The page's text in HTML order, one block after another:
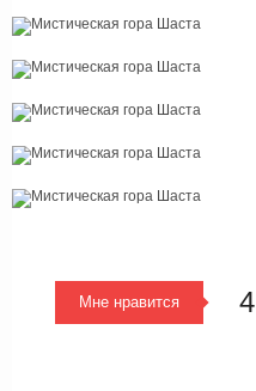
Мне нравится 4